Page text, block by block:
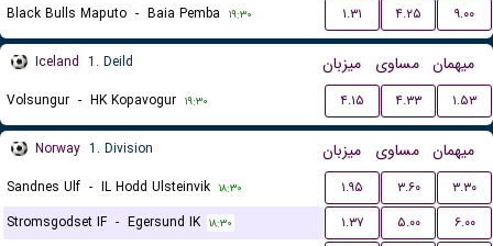
Black Bulls Maputo - Baia Pemba ۱۹:۳۰ ۱.۳۱ ۴.۲۵ ۹.۰۰
Iceland 1. Deild میزبان مساوی میهمان
Volsungur - HK Kopavogur ۱۹:۳۰ ۴.۱۵ ۴.۳۳ ۱.۵۳
Norway 1. Division میزبان مساوی میهمان
Sandnes Ulf - IL Hodd Ulsteinvik ۱۸:۳۰ ۱.۹۵ ۳.۶۰
۳.۳۰
Stromsgodset IF - Egersund IK ۱۸:۳۰ ۱.۳۷ ۵.۰۰
۶.۰۰